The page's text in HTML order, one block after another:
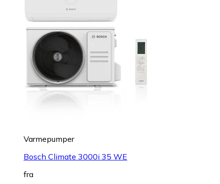
Varmepumper
Bosch Climate 3000i 35 WE
fra